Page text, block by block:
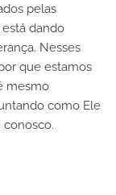
pelas
dando
Nesses
que estamos
mesmo
como Ele